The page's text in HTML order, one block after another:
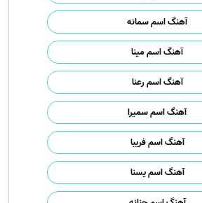
آهنگ اسم سمانه
آهنگ اسم مینا
آهنگ اسم رعنا
آهنگ اسم سمیرا
آهنگ اسم فریبا
آهنگ اسم یسنا